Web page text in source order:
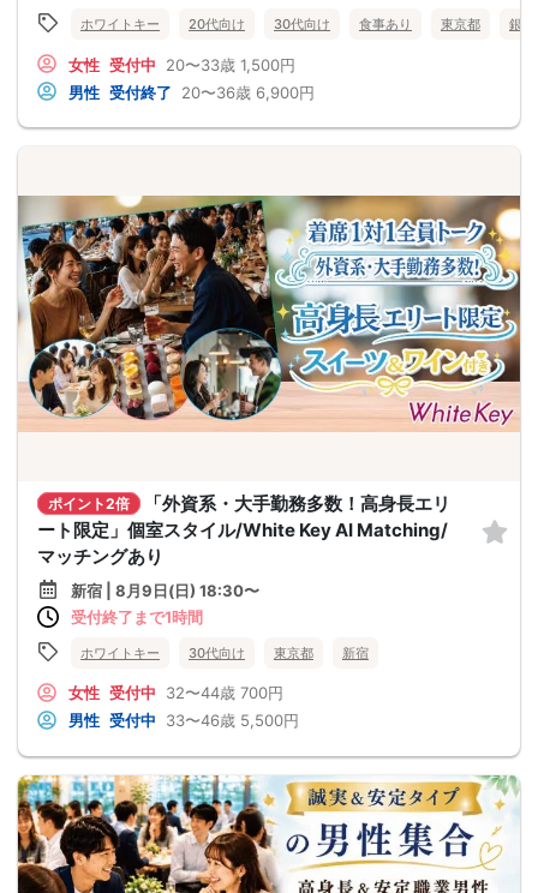
ホワイトキー 20代向け 30代向け 食事あり 東京都 銀座
女性 受付中 20〜33歳 1,500円
男性 受付終了 20〜36歳 6,900円
ポイント2倍
「外資系・大手勤務多数！高身長エリ
ート限定」個室スタイル/White Key AI Matching/
マッチングあり
新宿 | 8月9日(日) 18:30〜
受付終了まで1時間
ホワイトキー 30代向け 東京都 新宿
女性 受付中 32〜44歳 700円
男性 受付中 33〜46歳 5,500円